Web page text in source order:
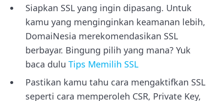
Siapkan SSL yang ingin dipasang. Untuk
kamu yang menginginkan keamanan lebih,
DomaiNesia merekomendasikan SSL
berbayar. Bingung pilih yang mana? Yuk
baca dulu Tips Memilih SSL
Pastikan kamu tahu cara mengaktifkan SSL
seperti cara memperoleh CSR, Private Key,